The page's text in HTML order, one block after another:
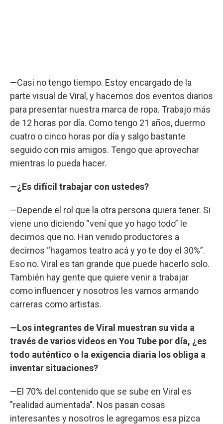
—Casi no tengo tiempo. Estoy encargado de la
parte visual de Viral, y hacemos dos eventos diarios
para presentar nuestra marca de ropa. Trabajo más
de 12 horas por día. Como tengo 21 años, duermo
cuatro o cinco horas por día y salgo bastante
seguido con mis amigos. Tengo que aprovechar
mientras lo pueda hacer.
—¿Es difícil trabajar con ustedes?
—Depende el rol que la otra persona quiera tener. Si
viene uno diciendo “vení que yo hago todo” le
decimos que no. Han venido productores a
decirnos “hagamos teatro acá y yo te doy el 30%”.
Eso no. Viral es tan grande que puede hacerlo solo.
También hay gente que quiere venir a trabajar
como influencer y nosotros les vamos armando
carreras como artistas.
—Los integrantes de Viral muestran su vida a
través de varios videos en You Tube por día, ¿es
todo auténtico o la exigencia diaria los obliga a
inventar situaciones?
—El 70% del contenido que se sube en Viral es
"realidad aumentada". Nos pasan cosas
interesantes y nosotros le agregamos esa pizca